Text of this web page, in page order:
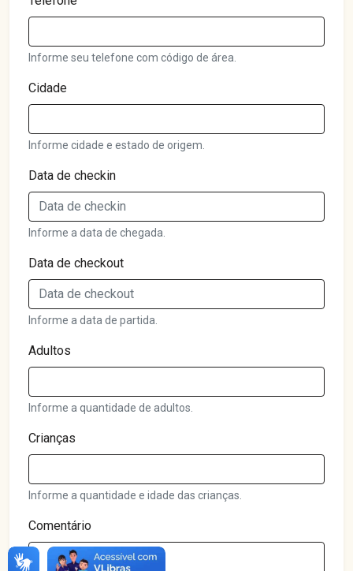
Informe seu telefone com código de área.
Cidade
Informe cidade e estado de origem.
Data de checkin
Informe a data de chegada.
Data de checkout
Informe a data de partida.
Adultos
Informe a quantidade de adultos.
Crianças
Informe a quantidade e idade das crianças.
Comentário